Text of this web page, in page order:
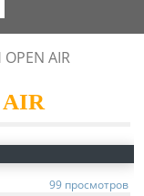
OPEN AIR
AIR
99 просмотров